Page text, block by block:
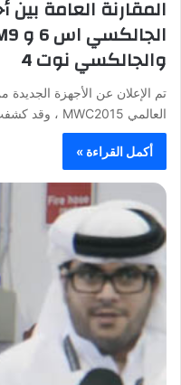
المقارنة العامة بين
والجالكسي نوت 4
تم الإعلان عن الأجهزة
العالمي MWC2015 ، وقد كشفت الغطاء عن جوهرتها المصونة…
أكمل القراءة »